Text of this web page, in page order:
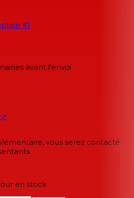
#1
avant l'envoi
↗
vous serez contacté
en stock